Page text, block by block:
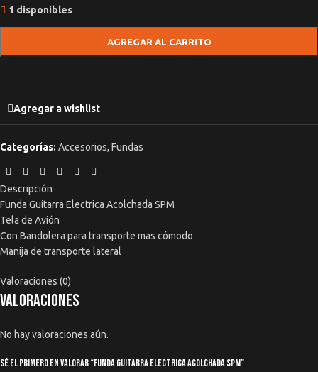
1 disponibles
AGREGAR AL CARRITO
Agregar a wishlist
Categorías: Accesorios, Fundas
Descripción
Funda Guitarra Electrica Acolchada SPM
Tela de Avión
Con Bandolera para transporte mas cómodo
Manija de transporte lateral
Valoraciones (0)
Valoraciones
No hay valoraciones aún.
Sé el primero en valorar “Funda Guitarra Electrica Acolchada Spm”